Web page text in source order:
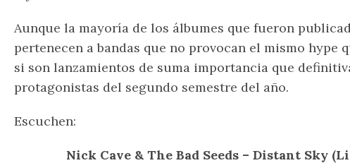
Aunque la mayoría de los álbumes que fueron
pertenecen a bandas que no provocan el mismo hype
si son lanzamientos de suma importancia que
protagonistas del segundo semestre del año.
Escuchen:
Nick Cave & The Bad Seeds – Distant Sky